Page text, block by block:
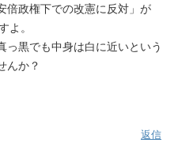
倍政権下での改憲に反対」が
よ。
っ黒でも中身は白に近いという
んか？
返信